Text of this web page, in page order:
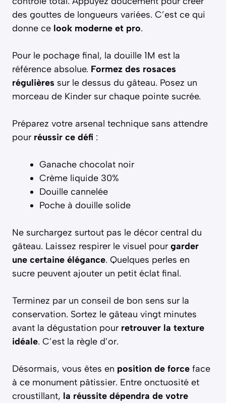
des gouttes de longueurs variées. C’est ce qui
donne ce look moderne et pro.
Pour le pochage final, la douille 1M est la
référence absolue. Formez des rosaces
régulières sur le dessus du gâteau. Posez un
morceau de Kinder sur chaque pointe sucrée.
Préparez votre arsenal technique sans attendre
pour réussir ce défi :
Ganache chocolat noir
Crème liquide 30%
Douille cannelée
Poche à douille solide
Ne surchargez surtout pas le décor central du
gâteau. Laissez respirer le visuel pour garder
une certaine élégance. Quelques perles en
sucre peuvent ajouter un petit éclat final.
Terminez par un conseil de bon sens sur la
conservation. Sortez le gâteau vingt minutes
avant la dégustation pour retrouver la texture
idéale. C’est la règle d’or.
Désormais, vous êtes en position de force face
à ce monument pâtissier. Entre onctuosité et
croustillant, la réussite dépendra de votre